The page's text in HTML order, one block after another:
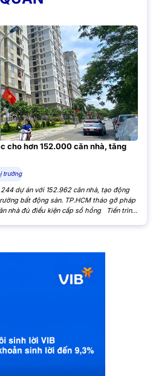
cho hơn 152.000 căn nhà, tăng
trường
dự án với 152.962 căn nhà, tạo động
bất động sản. TP.HCM tháo gỡ pháp
nhà đủ điều kiện cấp sổ hồng Tiến trình